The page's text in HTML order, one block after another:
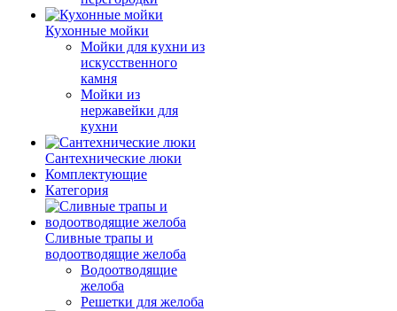
Кухонные мойки
Мойки для кухни из
искусственного
камня
Мойки из
нержавейки для
кухни
Сантехнические люки
Комплектующие
Категория
Cливные трапы и
водоотводящие желоба
Водоотводящие
желоба
Решетки для желоба